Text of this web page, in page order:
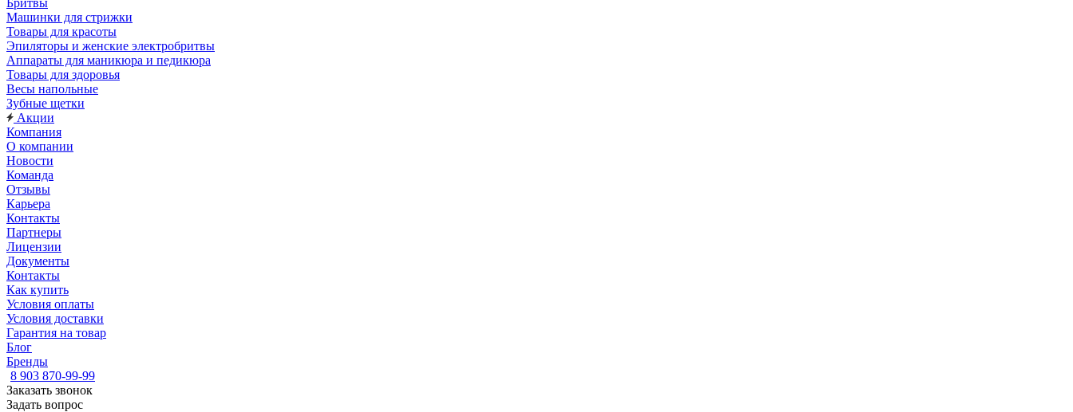
Бритвы
Машинки для стрижки
Товары для красоты
Эпиляторы и женские электробритвы
Аппараты для маникюра и педикюра
Товары для здоровья
Весы напольные
Зубные щетки
Акции
Компания
О компании
Новости
Команда
Отзывы
Карьера
Контакты
Партнеры
Лицензии
Документы
Контакты
Как купить
Условия оплаты
Условия доставки
Гарантия на товар
Блог
Бренды
8 903 870-99-99
Заказать звонок
Задать вопрос